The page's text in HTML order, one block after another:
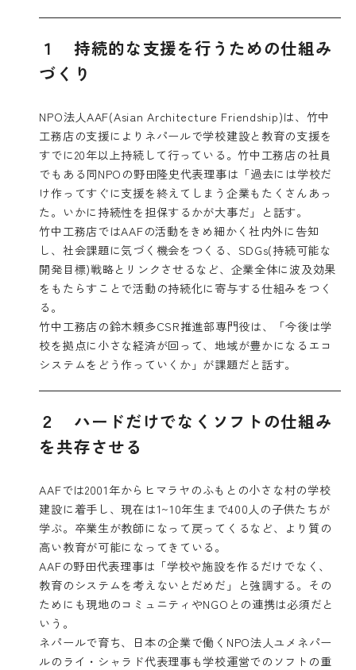
１ 持続的な支援を行うための仕組み
づくり
NPO法人AAF(Asian Architecture Friendship)は、竹中
工務店の支援によりネパールで学校建設と教育の支援を
すでに20年以上持続して行っている。竹中工務店の社員
でもある同NPOの野田隆史代表理事は「過去には学校だ
け作ってすぐに支援を終えてしまう企業もたくさんあっ
た。いかに持続性を担保するかが大事だ」と話す。
竹中工務店ではAAFの活動をきめ細かく社内外に告知
し、社会課題に気づく機会をつくる、SDGs(持続可能な
開発目標)戦略とリンクさせるなど、企業全体に波及効果
をもたらすことで活動の持続化に寄与する仕組みをつく
る。
竹中工務店の鈴木頼多CSR推進部専門役は、「今後は学
校を拠点に小さな経済が回って、地域が豊かになるエコ
システムをどう作っていくか」が課題だと話す。
２ ハードだけでなくソフトの仕組み
を共存させる
AAFでは2001年からヒマラヤのふもとの小さな村の学校
建設に着手し、現在は1~10年生まで400人の子供たちが
学ぶ。卒業生が教師になって戻ってくるなど、より質の
高い教育が可能になってきている。
AAFの野田代表理事は「学校や施設を作るだけでなく、
教育のシステムを考えないとだめだ」と強調する。その
ためにも現地のコミュニティやNGOとの連携は必須だと
いう。
ネパールで育ち、日本の企業で働くNPO法人ユメネパー
ルのライ・シャラド代表理事も学校運営でのソフトの重